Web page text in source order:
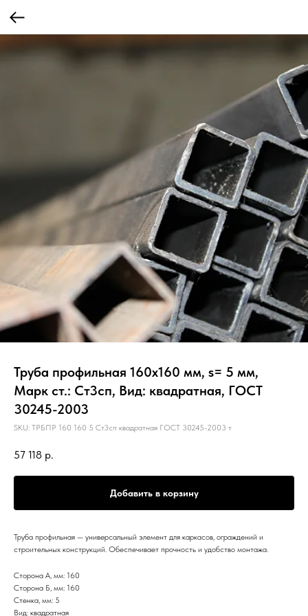
Труба профильная 160х160 мм, s= 5 мм,
Марк ст.: Ст3сп, Вид: квадратная, ГОСТ
30245-2003
SKU: ТРБПР 160 160 5 Ст3сп квадратная ГОСТ 30245-2003 т
57 118 р.
Добавить в корзину
Труба профильная — универсальный элемент для каркасов, ограждений и
строительных конструкций. Обеспечивает прочность и удобство монтажа.
Сторона А, мм: 160
Сторона Б, мм: 160
Стенка, мм: 5
Вид: квадратная